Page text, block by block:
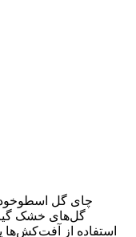
چای گل
گل‌های خشک
استفاده از